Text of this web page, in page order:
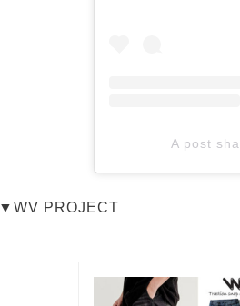
A post
▼WV PROJECT